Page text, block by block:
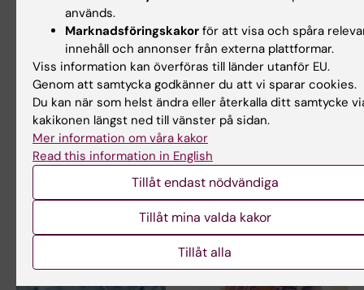
22 jun 2026
AI hjälper till att hitta
nya
antibiotikakandidater
mot
läkemedelsresistent
gonorré
Forskare vid Karolinska
Institutet har bidragit till en
internationell…
27 apr 2026
Konsolideringsanslag
ger långsiktigt stöd
till forskning om
hjärninfektioner
Federico Iovino har beviljats
ett femårigt
konsolideringsanslag från…
används.
Marknadsföringskakor för att visa och spåra
innehåll och annonser från externa plattformar.
Viss information kan överföras till länder utanför EU.
Genom att samtycka godkänner du att vi sparar cookies.
Du kan när som helst ändra eller återkalla ditt samtycke
kakikonen längst ned till vänster på sidan.
Mer information om våra kakor
Read this information in English
Tillåt endast nödvändiga
Tillåt mina valda kakor
Tillåt alla